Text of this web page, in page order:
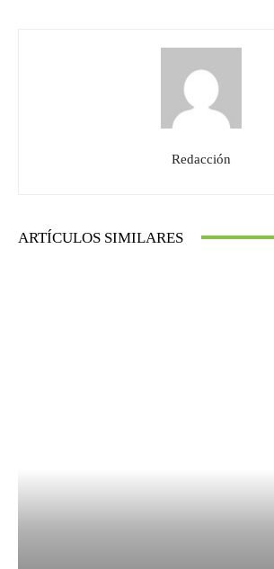
Redacción
ARTÍCULOS SIMILARES